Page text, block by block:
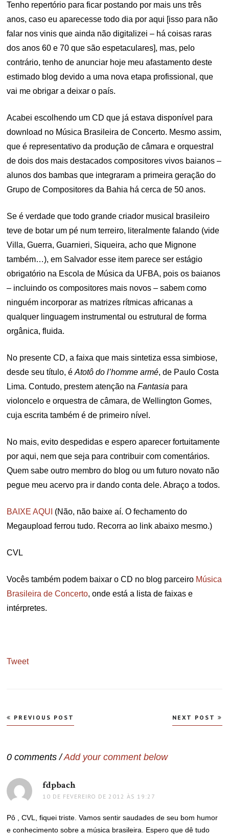
Tenho repertório para ficar postando por mais uns três
anos, caso eu aparecesse todo dia por aqui [isso para não
falar nos vinis que ainda não digitalizei – há coisas raras
dos anos 60 e 70 que são espetaculares], mas, pelo
contrário, tenho de anunciar hoje meu afastamento deste
estimado blog devido a uma nova etapa profissional, que
vai me obrigar a deixar o país.
Acabei escolhendo um CD que já estava disponível para
download no Música Brasileira de Concerto. Mesmo assim,
que é representativo da produção de câmara e orquestral
de dois dos mais destacados compositores vivos baianos –
alunos dos bambas que integraram a primeira geração do
Grupo de Compositores da Bahia há cerca de 50 anos.
Se é verdade que todo grande criador musical brasileiro
teve de botar um pé num terreiro, literalmente falando (vide
Villa, Guerra, Guarnieri, Siqueira, acho que Mignone
também…), em Salvador esse item parece ser estágio
obrigatório na Escola de Música da UFBA, pois os baianos
– incluindo os compositores mais novos – sabem como
ninguém incorporar as matrizes rítmicas africanas a
qualquer linguagem instrumental ou estrutural de forma
orgânica, fluida.
No presente CD, a faixa que mais sintetiza essa simbiose,
desde seu título, éAtotô do l’homme armé, de Paulo Costa
Lima. Contudo, prestem atenção naFantasia para
violoncelo e orquestra de câmara, de Wellington Gomes,
cuja escrita também é de primeiro nível.
No mais, evito despedidas e espero aparecer fortuitamente
por aqui, nem que seja para contribuir com comentários.
Quem sabe outro membro do blog ou um futuro novato não
pegue meu acervo pra ir dando conta dele. Abraço a todos.
BAIXE AQUI (Não, não baixe aí. O fechamento do
Megaupload ferrou tudo. Recorra ao link abaixo mesmo.)
CVL
Vocês também podem baixar o CD no blog parceiro Música
Brasileira de Concerto, onde está a lista de faixas e
intérpretes.
Tweet
Navegação
de
PREVIOUS POST NEXT POST
0 comments /Add your comment below
fdpbachdisse:
10 DE FEVEREIRO DE 2012 ÀS 19:27
Pô , CVL, fiquei triste. Vamos sentir saudades de seu bom humor
e conhecimento sobre a música brasileira. Espero que dê tudo